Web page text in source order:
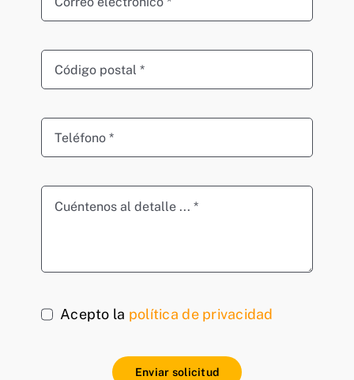
Acepto la política de privacidad
Enviar solicitud